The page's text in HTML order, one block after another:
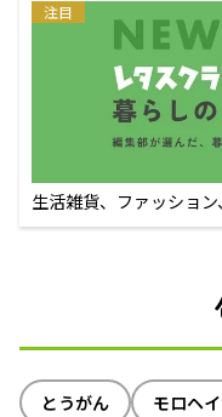
注目
生活雑貨、ファッショ
えるECサイト
とうがん モロヘ